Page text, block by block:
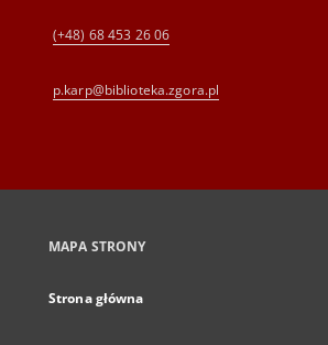
(+48) 68 453 26 06
p.karp@biblioteka.zgora.pl
MAPA STRONY
Strona główna